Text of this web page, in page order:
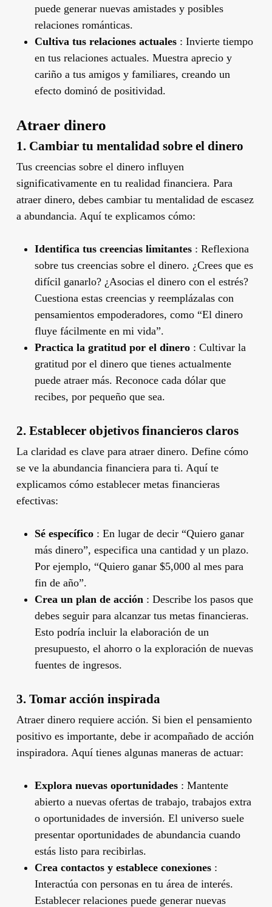
puede generar nuevas amistades y posibles
relaciones románticas.
Cultiva tus relaciones actuales: Invierte tiempo
en tus relaciones actuales. Muestra aprecio y
cariño a tus amigos y familiares, creando un
efecto dominó de positividad.
Atraer dinero
1. Cambiar tu mentalidad sobre el dinero
Tus creencias sobre el dinero influyen
significativamente en tu realidad financiera. Para
atraer dinero, debes cambiar tu mentalidad de escasez
a abundancia. Aquí te explicamos cómo:
Identifica tus creencias limitantes: Reflexiona
sobre tus creencias sobre el dinero. ¿Crees que es
difícil ganarlo? ¿Asocias el dinero con el estrés?
Cuestiona estas creencias y reemplázalas con
pensamientos empoderadores, como “El dinero
fluye fácilmente en mi vida”.
Practica la gratitud por el dinero: Cultivar la
gratitud por el dinero que tienes actualmente
puede atraer más. Reconoce cada dólar que
recibes, por pequeño que sea.
2. Establecer objetivos financieros claros
La claridad es clave para atraer dinero. Define cómo
se ve la abundancia financiera para ti. Aquí te
explicamos cómo establecer metas financieras
efectivas:
Sé específico: En lugar de decir “Quiero ganar
más dinero”, especifica una cantidad y un plazo.
Por ejemplo, “Quiero ganar $5,000 al mes para
fin de año”.
Crea un plan de acción : Describe los pasos que
debes seguir para alcanzar tus metas financieras.
Esto podría incluir la elaboración de un
presupuesto, el ahorro o la exploración de nuevas
fuentes de ingresos.
3. Tomar acción inspirada
Atraer dinero requiere acción. Si bien el pensamiento
positivo es importante, debe ir acompañado de acción
inspiradora. Aquí tienes algunas maneras de actuar:
Explora nuevas oportunidades: Mantente
abierto a nuevas ofertas de trabajo, trabajos extra
o oportunidades de inversión. El universo suele
presentar oportunidades de abundancia cuando
estás listo para recibirlas.
Crea contactos y establece conexiones:
Interactúa con personas en tu área de interés.
Establecer relaciones puede generar nuevas